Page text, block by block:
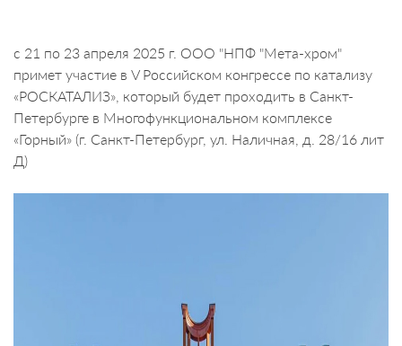
с 21 по 23 апреля 2025 г. ООО "НПФ "Мета-хром"
примет участие в V Российском конгрессе по катализу
«РОСКАТАЛИЗ», который будет проходить в Санкт-
Петербурге в Многофункциональном комплексе
«Горный» (г. Санкт-Петербург, ул. Наличная, д. 28/16 лит
Д)